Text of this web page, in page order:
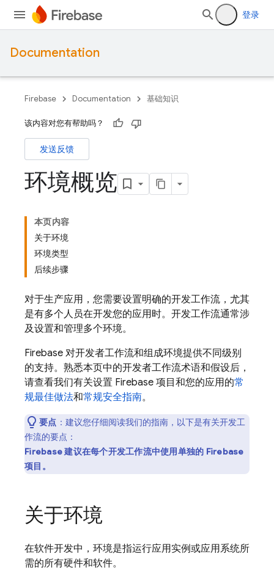
登录
Documentation
Firebase Documentation 基础知识
该内容对您有帮助吗？
发送反馈
环境概览
本页内容
关于环境
环境类型
后续步骤
对于生产应用，您需要设置明确的开发工作流，尤其
是有多个人员在开发您的应用时。开发工作流通常涉
及设置和管理多个环境。
Firebase 对开发者工作流和组成环境提供不同级别
的支持。熟悉本页中的开发者工作流术语和假设后，
请查看我们有关设置 Firebase 项目和您的应用的常
规最佳做法和常规安全指南。
要点 ： 建议您仔细阅读我们的指南，以下是有关开发工
作流的要点：
Firebase 建议在每个开发工作流中使用单独的 Firebase
项目 。
关于环境
在软件开发中，环境是指运行应用实例或应用系统所
需的所有硬件和软件。